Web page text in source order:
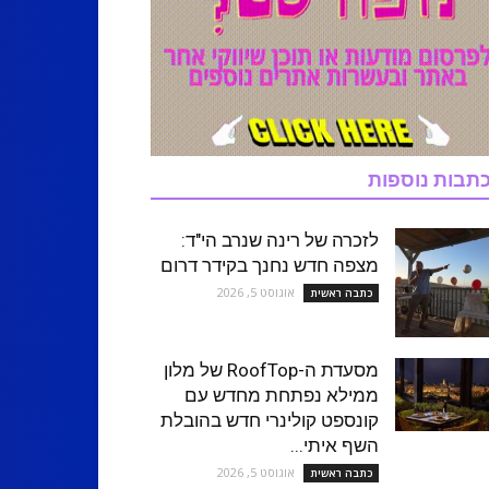
נוספות
לזכרה של רינה שנרב הי"ד:
מצפה חדש נחנך בקידר דרום
כתבה ראשית אוגוסט 5, 2026
מסעדת ה-RoofTop של מלון
ממילא נפתחת מחדש עם
קונספט קולינרי חדש בהובלת
השף איתי...
כתבה ראשית אוגוסט 5, 2026